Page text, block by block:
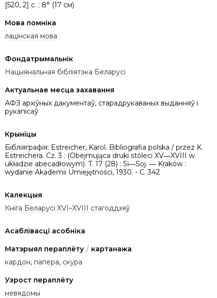
[520, 2] c. ; 8° (17 см)
Мова помніка
лацінская мова
Фондатрымальнік
Нацыянальная бібліятэка Беларусі
Актуальнае месца захавання
АФЗ архіўных дакументаў, старадрукаваных выданняў і
рукапісаў
Крыніцы
Бібліяграфія: Estreicher, Karol. Bibliografia polska / przez K.
Estreichera. Cz. 3 : (Obejmująca druki stóleci XV―XVIII w
układzie abecadłowym). T. 17 (28) : Si―Soj. ― Kraków :
wydanie Akademii Umiejętności, 1930. - C. 342
Калекцыя
Кніга Беларусі XVI–XVIII стагоддзяў
Асаблівасці асобніка
Матэрыял пераплёту / картанажа
кардон, папера, скура
Узрост пераплёту
невядомы